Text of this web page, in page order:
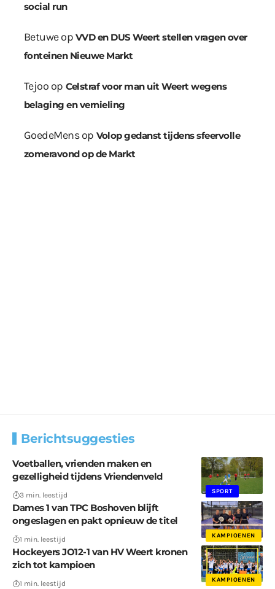
social run
Betuweop VVD en DUS Weert stellen vragen over
fonteinen Nieuwe Markt
Tejoo op Celstraf voor man uit Weert wegens
belaging en vernieling
GoedeMensop Volop gedanst tijdens sfeervolle
zomeravond op de Markt
Berichtsuggesties
SPORT
Voetballen, vrienden maken en
gezelligheid tijdens Vriendenveld
3 min. leestijd
KAMPIOENEN
Dames 1 van TPC Boshoven blijft
ongeslagen en pakt opnieuw de titel
1 min. leestijd
KAMPIOENEN
Hockeyers JO12-1 van HV Weert kronen
zich tot kampioen
1 min. leestijd